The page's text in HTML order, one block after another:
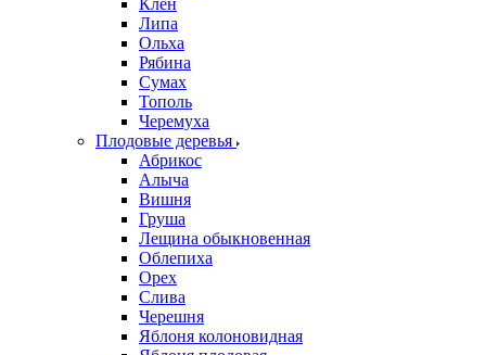
Клен
Липа
Ольха
Рябина
Сумах
Тополь
Черемуха
Плодовые деревья
Абрикос
Алыча
Вишня
Груша
Лещина обыкновенная
Облепиха
Орех
Слива
Черешня
Яблоня колоновидная